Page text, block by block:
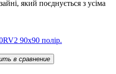
який поєднується з усіма
в сравнение